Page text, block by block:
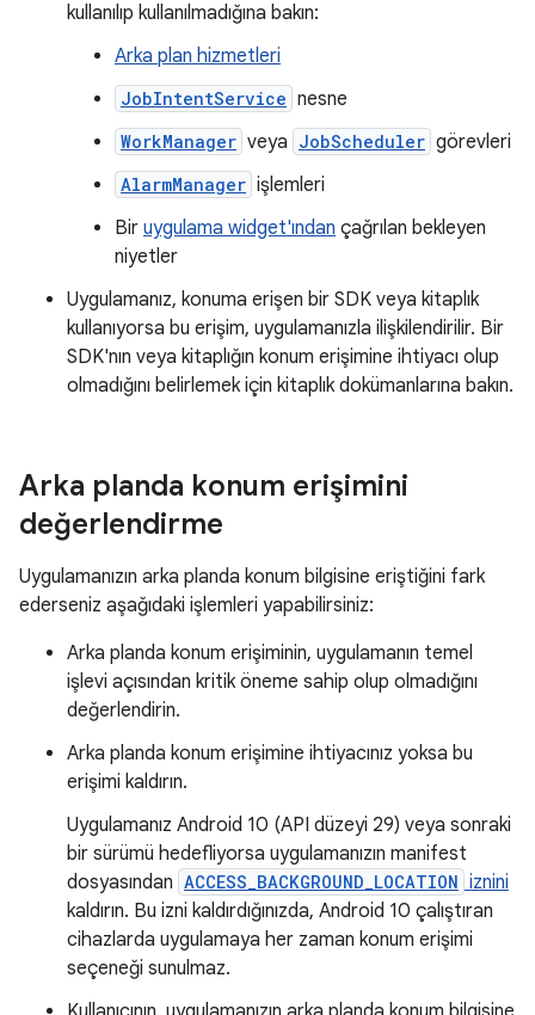
kullanılıp kullanılmadığına bakın:
Arka plan hizmetleri
JobIntentService nesne
WorkManager veya JobScheduler görevleri
AlarmManager işlemleri
Bir uygulama widget'ından çağrılan bekleyen
niyetler
Uygulamanız, konuma erişen bir SDK veya kitaplık
kullanıyorsa bu erişim, uygulamanızla ilişkilendirilir. Bir
SDK'nın veya kitaplığın konum erişimine ihtiyacı olup
olmadığını belirlemek için kitaplık dokümanlarına bakın.
Arka planda konum erişimini
değerlendirme
Uygulamanızın arka planda konum bilgisine eriştiğini fark
ederseniz aşağıdaki işlemleri yapabilirsiniz:
Arka planda konum erişiminin, uygulamanın temel
işlevi açısından kritik öneme sahip olup olmadığını
değerlendirin.
Arka planda konum erişimine ihtiyacınız yoksa bu
erişimi kaldırın.
Uygulamanız Android 10 (API düzeyi 29) veya sonraki
bir sürümü hedefliyorsa uygulamanızın manifest
dosyasından ACCESS_BACKGROUND_LOCATION iznini
kaldırın. Bu izni kaldırdığınızda, Android 10 çalıştıran
cihazlarda uygulamaya her zaman konum erişimi
seçeneği sunulmaz.